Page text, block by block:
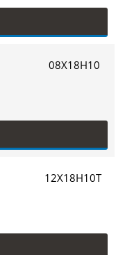
08Х18Н10
12Х18Н10Т